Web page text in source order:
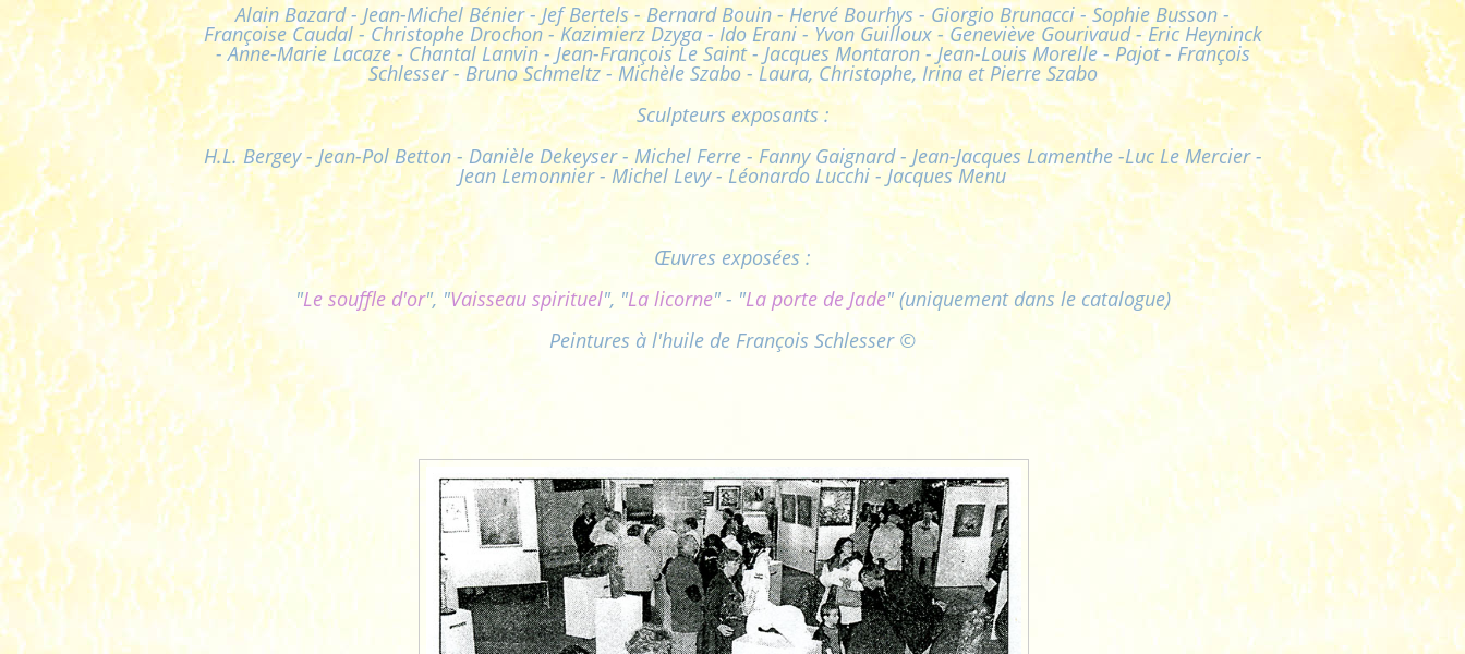
Alain Bazard - Jean-Michel Bénier - Jef Bertels - Bernard Bouin - Hervé Bourhys - Giorgio Brunacci - Sophie Busson -
Françoise Caudal - Christophe Drochon - Kazimierz Dzyga - Ido Erani - Yvon Guilloux - Geneviève Gourivaud - Eric Heyninck
- Anne-Marie Lacaze - Chantal Lanvin - Jean-François Le Saint - Jacques Montaron - Jean-Louis Morelle - Pajot - François
Schlesser - Bruno Schmeltz - Michèle Szabo - Laura, Christophe, Irina et Pierre Szabo
Sculpteurs exposants :
H.L. Bergey - Jean-Pol Betton - Danièle Dekeyser - Michel Ferre - Fanny Gaignard - Jean-Jacques Lamenthe -Luc Le Mercier -
Jean Lemonnier - Michel Levy - Léonardo Lucchi - Jacques Menu
Œuvres exposées :
"Le souffle d'or", "Vaisseau spirituel", "La licorne" - "La porte de Jade" (uniquement dans le catalogue)
Peintures à l'huile de François Schlesser ©